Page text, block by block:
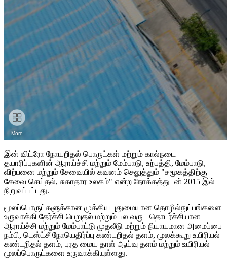
இன் விட்ரோ நோயறிதல் பொருட்கள் மற்றும் கால்நடை
தயாரிப்புகளின் ஆராய்ச்சி மற்றும் மேம்பாடு, உற்பத்தி, மேம்பாடு,
விற்பனை மற்றும் சேவையில் கவனம் செலுத்தும் "சமூகத்திற்கு
சேவை செய்தல், சுகாதார உலகம்" என்ற நோக்கத்துடன் 2015 இல்
நிறுவப்பட்டது.
மூலப்பொருட்களுக்கான முக்கிய புதுமையான தொழில்நுட்பங்களை
உருவாக்கி தேர்ச்சி பெறுதல் மற்றும் பல வருட தொடர்ச்சியான
ஆராய்ச்சி மற்றும் மேம்பாட்டு முதலீடு மற்றும் நியாயமான அமைப்பை
நம்பி, டெஸ்ட்சீ நோயெதிர்ப்பு கண்டறிதல் தளம், மூலக்கூறு உயிரியல்
கண்டறிதல் தளம், புரத மைய தாள் ஆய்வு தளம் மற்றும் உயிரியல்
மூலப்பொருட்களை உருவாக்கியுள்ளது.